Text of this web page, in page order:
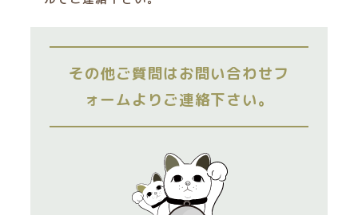
その他ご質問はお問い合わせフ
ォームよりご連絡下さい。